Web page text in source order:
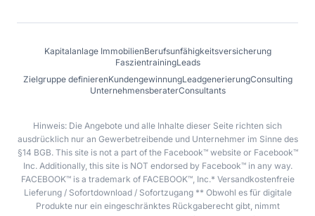
Kapitalanlage ImmobilienBerufsunfähigkeitsversicherung
FaszientrainingLeads
Zielgruppe definierenKundengewinnungLeadgenerierungConsulting
UnternehmensberaterConsultants
Hinweis: Die Angebote und alle Inhalte dieser Seite richten sich
ausdrücklich nur an Gewerbetreibende und Unternehmer im Sinne des
§14 BGB. This site is not a part of the Facebook™ website or Facebook™
Inc. Additionally, this site is NOT endorsed by Facebook™ in any way.
FACEBOOK™ is a trademark of FACEBOOK™, Inc.* Versandkostenfreie
Lieferung / Sofortdownload / Sofortzugang ** Obwohl es für digitale
Produkte nur ein eingeschränktes Rückgaberecht gibt, nimmt